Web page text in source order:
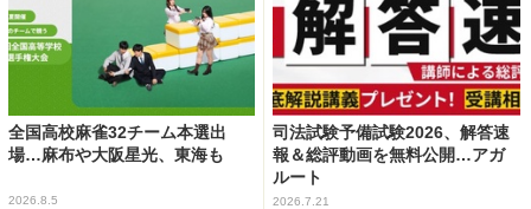
全国高校麻雀32チーム本選出
場…麻布や大阪星光、東海も
2026.8.5
司法試験予備試験2026、解答速
報＆総評動画を無料公開…アガ
ルート
2026.7.21